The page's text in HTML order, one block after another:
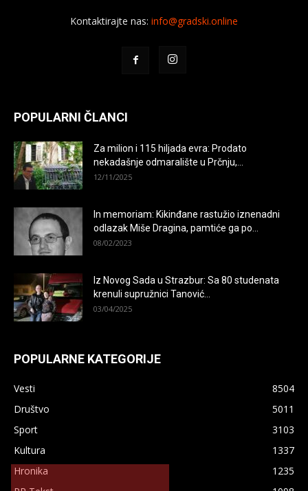
Kontaktirajte nas: info@gradski.online
POPULARNI ČLANCI
Za milion i 115 hiljada evra: Prodato
nekadašnje odmaralište u Prčnju,...
12/11/2025
In memoriam: Kikinđane rastužio iznenadni
odlazak Miše Dragina, pamtiće ga po...
08/02/2023
Iz Novog Sada u Strazbur: Sa 80 studenata
krenuli supružnici Tanović...
03/04/2025
POPULARNE KATEGORIJE
Vesti
8504
Društvo
5011
Sport
3103
Kultura
1337
Hronika
1235